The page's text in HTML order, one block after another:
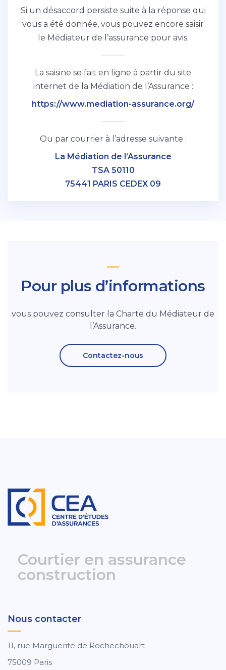
Si un désaccord persiste suite à la réponse qui
vous a été donnée, vous pouvez encore saisir
le Médiateur de l’assurance pour avis.
La saisine se fait en ligne à partir du site
internet de la Médiation de l’Assurance :
https://www.mediation-assurance.org/
Ou par courrier à l’adresse suivante :
La Médiation de l’Assurance
TSA 50110
75441 PARIS CEDEX 09
Pour plus d’informations
vous pouvez consulter la Charte du Médiateur de
l’Assurance.
Contactez-nous
Courtier en assurance
construction
Nous contacter
11, rue Marguerite de Rochechouart
75009 Paris